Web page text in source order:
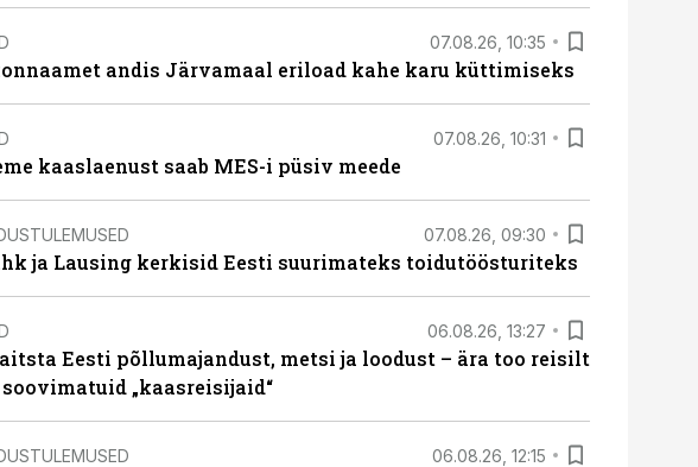
07.08.26, 10:35
andis Järvamaal eriload kahe karu küttimiseks
07.08.26, 10:31
kaaslaenust saab MES-i püsiv meede
07.08.26, 09:30
ja Lausing kerkisid Eesti suurimateks toidutöösturiteks
06.08.26, 13:27
Eesti põllumajandust, metsi ja loodust – ära too reisilt
„kaasreisijaid“
06.08.26, 12:15